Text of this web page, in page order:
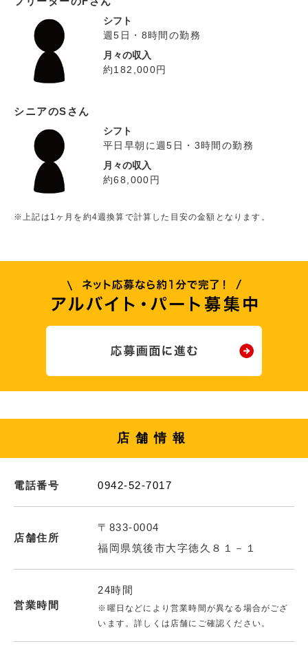
シフト
週5日・8時間の勤務
月々の収入
約182,000円
シニアのSさん
シフト
平日早朝に週5日・3時間の勤務
月々の収入
約68,000円
※上記は1ヶ月を約4週換算で計算した目安の金額となります。
店舗情報
電話番号 0942-52-7017
店舗住所
〒833-0004
福岡県筑後市大字徳久８１－１
営業時間
24時間
※曜日などにより営業時間が異なる場合がござ
います。詳しくは店舗にご確認ください。